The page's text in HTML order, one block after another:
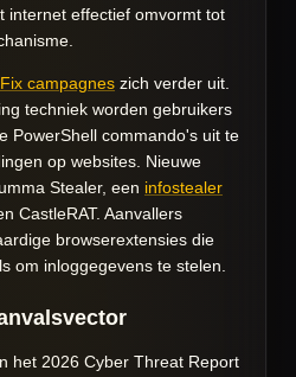
internet effectief omvormt tot
campagnes zich verder uit.
techniek worden gebruikers
PowerShell commando's uit te
op websites. Nieuwe
Stealer, een infostealer
CastleRAT. Aanvallers
browserextensies die
om inloggegevens te stelen.
het 2026 Cyber Threat Report